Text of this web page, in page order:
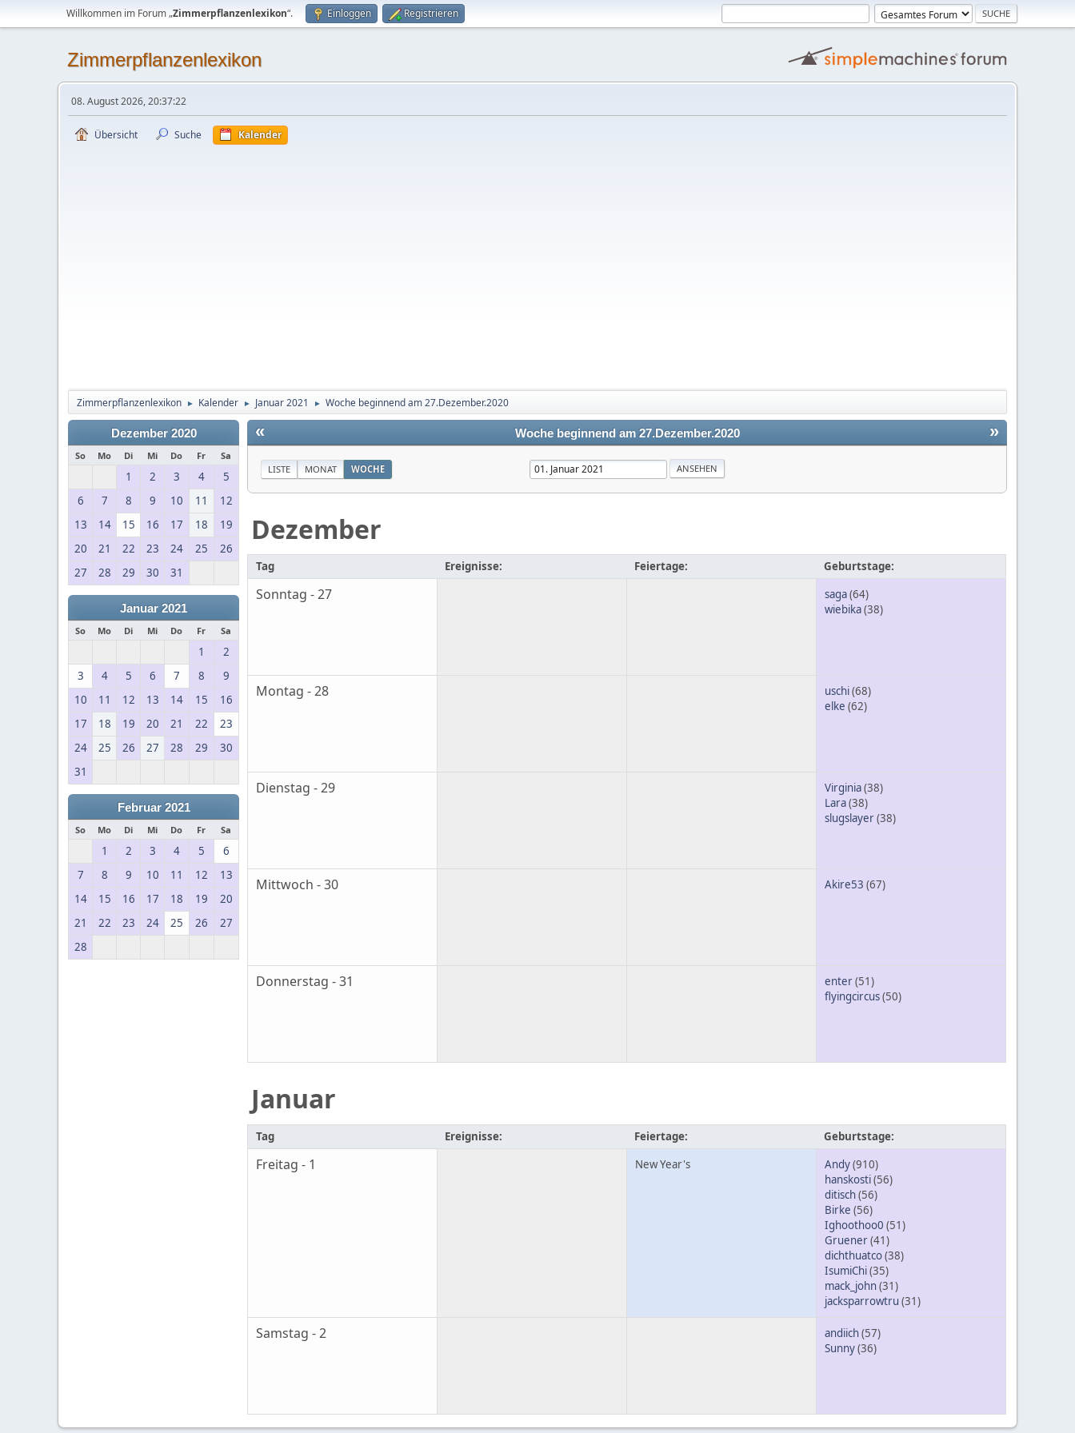
Willkommen im Forum „Zimmerpflanzenlexikon“. Einloggen Registrieren
Zimmerpflanzenlexikon
08. August 2026, 20:37:22
Übersicht Suche Kalender
Zimmerpflanzenlexikon ► Kalender ► Januar 2021 ► Woche beginnend am 27.Dezember.2020
Dezember 2020
So Mo Di Mi Do Fr Sa
1 2 3 4
5
6
7 8 9 10 11
12
13
14 15 16 17 18
19
20
21 22 23 24 25
26
27
28 29 30 31
Januar 2021
So Mo Di Mi Do Fr Sa
1
2
3
4 5 6 7 8
9
10
11 12 13 14 15
16
17
18 19 20 21 22
23
24
25 26 27 28 29
30
31
Februar 2021
So Mo Di Mi Do Fr Sa
1 2 3 4 5
6
7
8 9 10 11 12
13
14
15 16 17 18 19
20
21
22 23 24 25 26
27
28
« »
Woche beginnend am 27.Dezember.2020
LISTE MONAT WOCHE
Dezember
Tag Ereignisse: Feiertage: Geburtstage:
Sonntag - 27 saga(64)
wiebika(38)
Montag - 28 uschi(68)
elke (62)
Dienstag - 29 Virginia(38)
Lara(38)
slugslayer(38)
Mittwoch - 30 Akire53 (67)
Donnerstag - 31 enter(51)
flyingcircus(50)
Januar
Tag Ereignisse: Feiertage: Geburtstage:
Freitag - 1 New Year's Andy(910)
hanskosti(56)
ditisch(56)
Birke (56)
Ighoothoo0 (51)
Gruener(41)
dichthuatco(38)
IsumiChi(35)
mack_john(31)
jacksparrowtru (31)
Samstag - 2 andiich(57)
Sunny(36)